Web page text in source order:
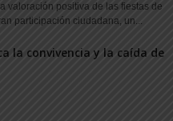
valoración positiva de las fiestas de
participación ciudadana, un...
la convivencia y la caída de